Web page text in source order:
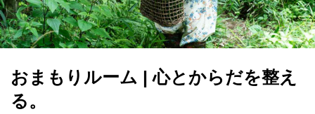
おまもりルーム | 心とからだを整え
る。